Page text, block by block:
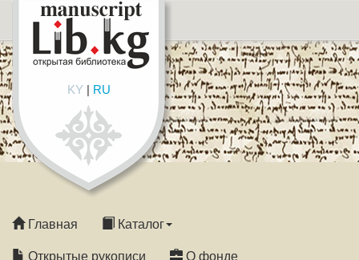
KY| RU
Главная Каталог
Открытые рукописи О фонде